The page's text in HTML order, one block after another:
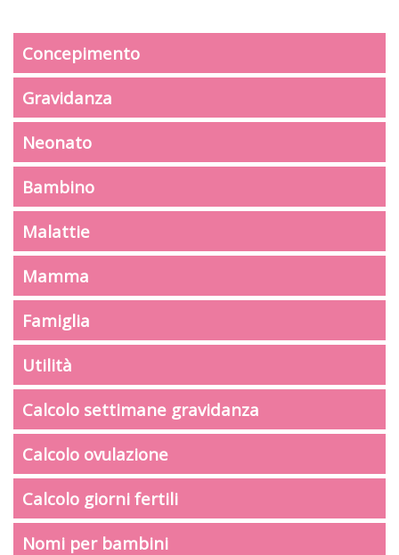
Concepimento
Gravidanza
Neonato
Bambino
Malattie
Mamma
Famiglia
Utilità
Calcolo settimane gravidanza
Calcolo ovulazione
Calcolo giorni fertili
Nomi per bambini